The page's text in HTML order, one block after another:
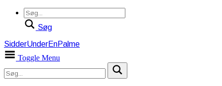
Søg
SidderUnderEnPalme
Toggle Menu